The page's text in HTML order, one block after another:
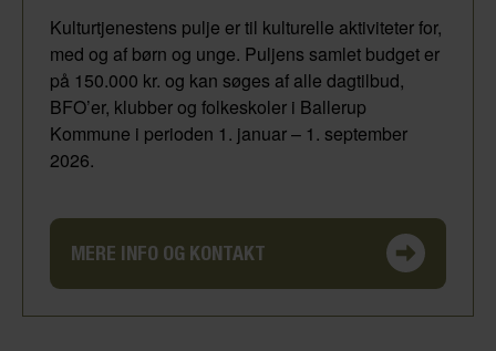
Kulturtjenestens pulje er til kulturelle aktiviteter for,
med og af børn og unge. Puljens samlet budget er
på 150.000 kr. og kan søges af alle dagtilbud,
BFO’er, klubber og folkeskoler i Ballerup
Kommune i perioden 1. januar – 1. september
2026.
MERE INFO OG KONTAKT